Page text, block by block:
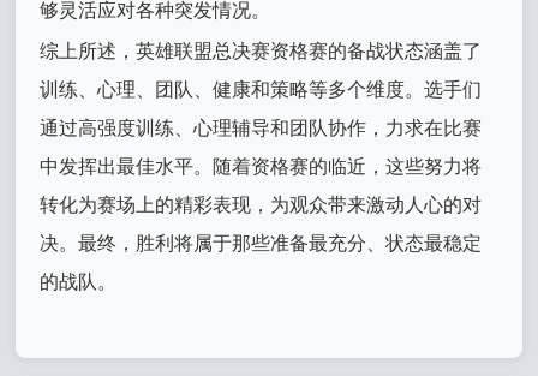
够灵活应对各种突发情况。
综上所述，英雄联盟总决赛资格赛的备战状态涵盖了
训练、心理、团队、健康和策略等多个维度。选手们
通过高强度训练、心理辅导和团队协作，力求在比赛
中发挥出最佳水平。随着资格赛的临近，这些努力将
转化为赛场上的精彩表现，为观众带来激动人心的对
决。最终，胜利将属于那些准备最充分、状态最稳定
的战队。